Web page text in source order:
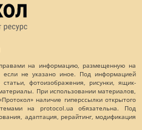
на информацию, размещенную на
если не указано иное. Под информацией
фотоизображения, рисунки, ящик-
При использовании материалов,
наличие гиперссылки открытого
на protocol.ua обязательна. Под
адаптация, рерайтинг, модификация